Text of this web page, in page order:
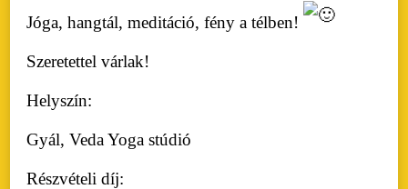
Jóga, hangtál, meditáció, fény a télben!
Szeretettel várlak!
Helyszín:
Gyál, Veda Yoga stúdió
Részvételi díj: